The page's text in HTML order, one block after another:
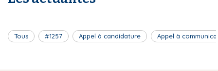
Tous #1257 Appel à candidature Appel à